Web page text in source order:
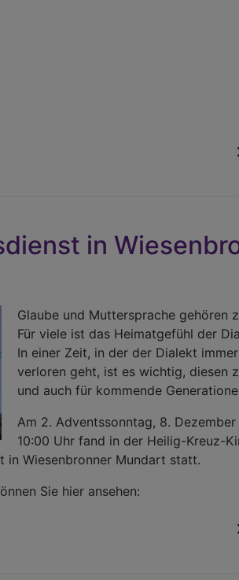
in
Glaube und Muttersprache gehören
Für viele ist das Heimatgefühl der
In einer Zeit, in der der Dialekt
verloren geht, ist es wichtig, diesen
und auch für kommende
Am 2. Adventssonntag, 8.
10:00 Uhr fand in der Heilig-Kreuz-
in Wiesenbronner Mundart statt.
Sie hier ansehen: